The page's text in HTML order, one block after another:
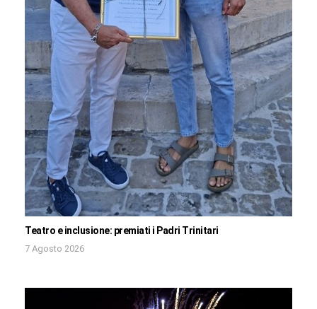
Teatro e inclusione: premiati i Padri Trinitari
7 Agosto 2026